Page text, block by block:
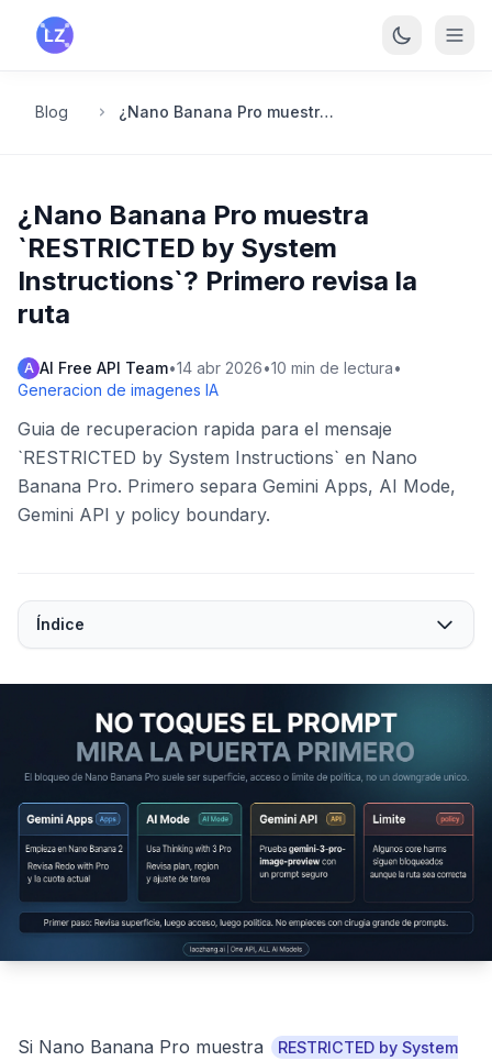
Saltar al contenido principal
Blog ¿Nano Banana Pro muestra `RESTRICTED by System Instructions`? Primero revisa la ruta
¿Nano Banana Pro muestra
`RESTRICTED by System
Instructions`? Primero revisa la
ruta
A AI Free API Team•14 abr 2026•10 min de lectura•
Generacion de imagenes IA
Guia de recuperacion rapida para el mensaje
`RESTRICTED by System Instructions` en Nano
Banana Pro. Primero separa Gemini Apps, AI Mode,
Gemini API y policy boundary.
Índice
Si Nano Banana Pro muestra
RESTRICTED by System